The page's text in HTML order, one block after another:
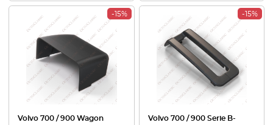
-15%
Volvo 700 / 900 Wagon
-15%
Volvo 700 / 900 Serie B-